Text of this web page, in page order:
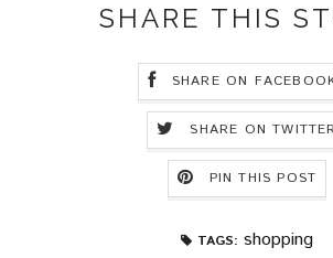
SHARE THIS
SHARE ON
SHARE ON
PIN THIS POST
TAGS: shopping